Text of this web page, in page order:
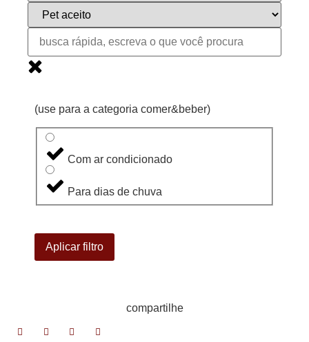
(use para a categoria comer&beber)
Com ar condicionado
Para dias de chuva
Aplicar filtro
compartilhe